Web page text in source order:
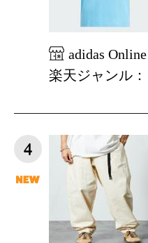
adidas
楽天ジャンル
4